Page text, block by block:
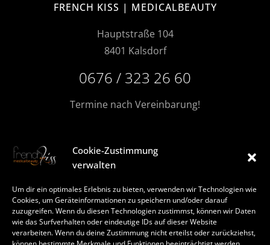
Cookie-Zustimmung
verwalten
Um dir ein optimales Erlebnis zu bieten, verwenden wir Technologien wie
Cookies, um Geräteinformationen zu speichern und/oder darauf
zuzugreifen. Wenn du diesen Technologien zustimmst, können wir Daten
wie das Surfverhalten oder eindeutige IDs auf dieser Website
verarbeiten. Wenn du deine Zustimmung nicht erteilst oder zurückziehst,
FRENCH KISS | MEDICALBEAUTY
Hauptstraße 104
8401 Kalsdorf
0676 / 323 26 60
Termine nach Vereinbarung!
MORE FRENCHKISS
FACEBOOK
INSTAGRAM